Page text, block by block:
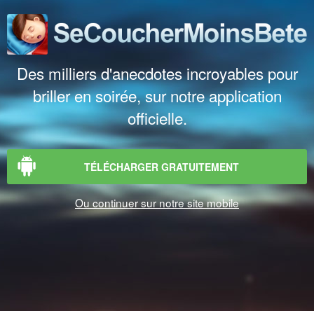
Des milliers d'anecdotes incroyables pour
briller en soirée, sur notre application
officielle.
TÉLÉCHARGER GRATUITEMENT
Ou continuer sur notre site mobile